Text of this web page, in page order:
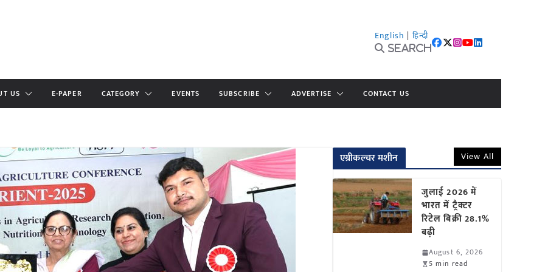
English | हिन्दी
Search
US E-PAPER CATEGORY EVENTS SUBSCRIBE ADVERTISE CONTACT US
एग्रीकल्चर मशीन View All
जुलाई 2026 में
भारत में ट्रैक्टर
रिटेल बिक्री 28.1%
बढ़ी
August 6, 2026
5 min read